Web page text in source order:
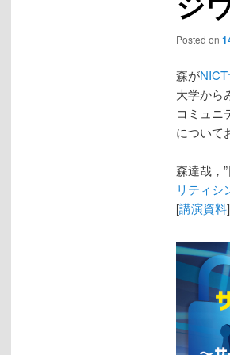
Posted on
森が
大学から
コミュニ
について
森達哉，”
リティシ
[講演資料]